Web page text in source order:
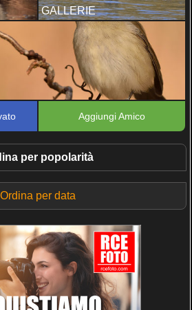
GALLERIE
Aggiungi Amico
per popolarità
Ordina per data